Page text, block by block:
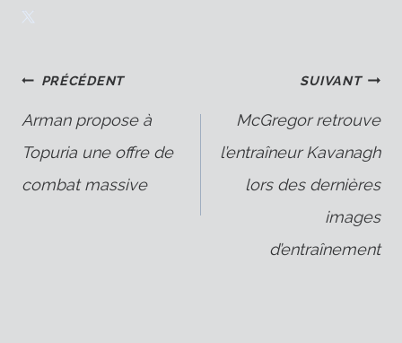
Navigation
de
PRÉCÉDENT
Arman propose à
Topuria une offre de
combat massive
SUIVANT
McGregor retrouve
l’entraîneur Kavanagh
lors des dernières
images
d’entraînement